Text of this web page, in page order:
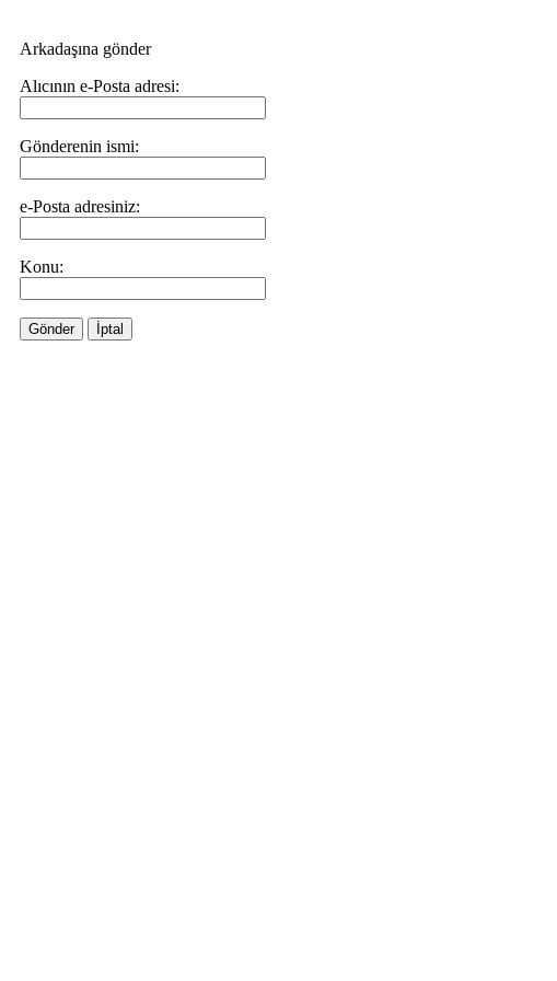
Arkadaşına gönder
Alıcının e-Posta adresi:
Gönderenin ismi:
e-Posta adresiniz:
Konu:
Gönder İptal